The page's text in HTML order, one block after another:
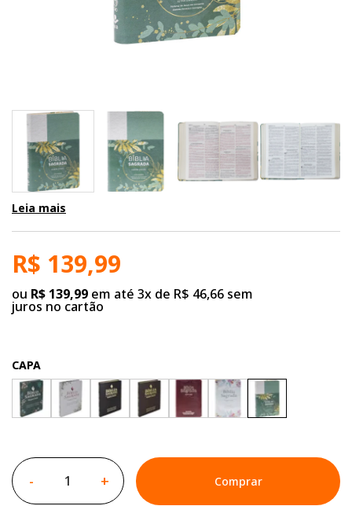
Leia mais
R$ 139,99
ou R$ 139,99 em até 3x de R$ 46,66 sem
juros no cartão
CAPA
- + Comprar